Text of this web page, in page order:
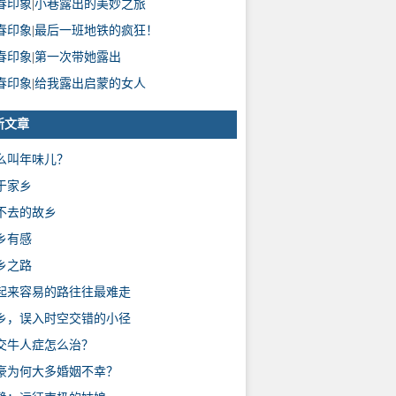
印象 小巷露出的美妙之旅
印象 最后一班地铁的疯狂！
印象 第一次带她露出
印象 给我露出启蒙的女人
文章
叫年味儿？
家乡
去的故乡
有感
之路
来容易的路往往最难走
，误入时空交错的小径
牛人症怎么治？
为何大多婚姻不幸？